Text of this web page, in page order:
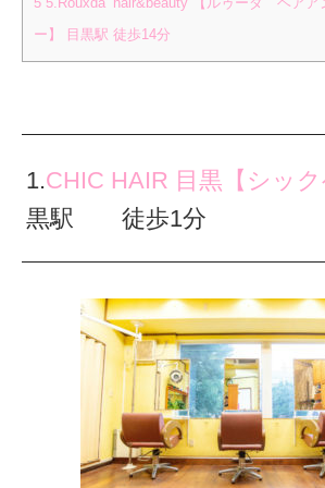
ー】 目黒駅 徒歩14分
1.CHIC HAIR 目黒【シック
黒駅 徒歩1分